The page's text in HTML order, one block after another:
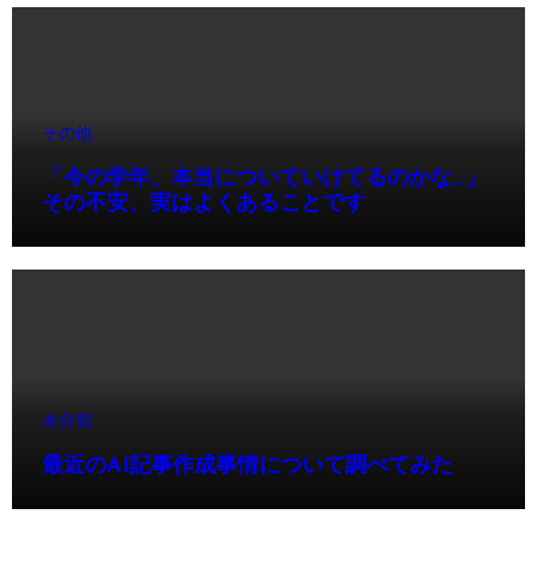
その他
「今の学年、本当についていけてるのかな…」
その不安、実はよくあることです
未分類
最近のAI記事作成事情について調べてみた